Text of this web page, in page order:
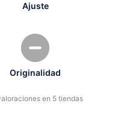
Ajuste
Originalidad
en 5 tiendas